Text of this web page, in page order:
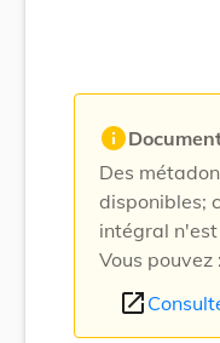
info
Des
disponibles;
intégral
Vous pouvez :
open_in_new